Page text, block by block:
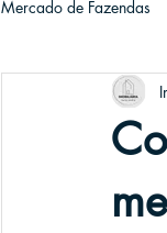
Mercado de Fazendas